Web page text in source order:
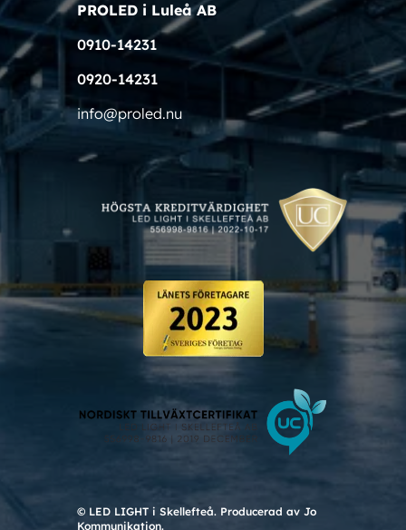
PROLED i Luleå AB
0910-14231
0920-14231
info@proled.nu
© LED LIGHT i Skellefteå. Producerad av Jo
Kommunikation.